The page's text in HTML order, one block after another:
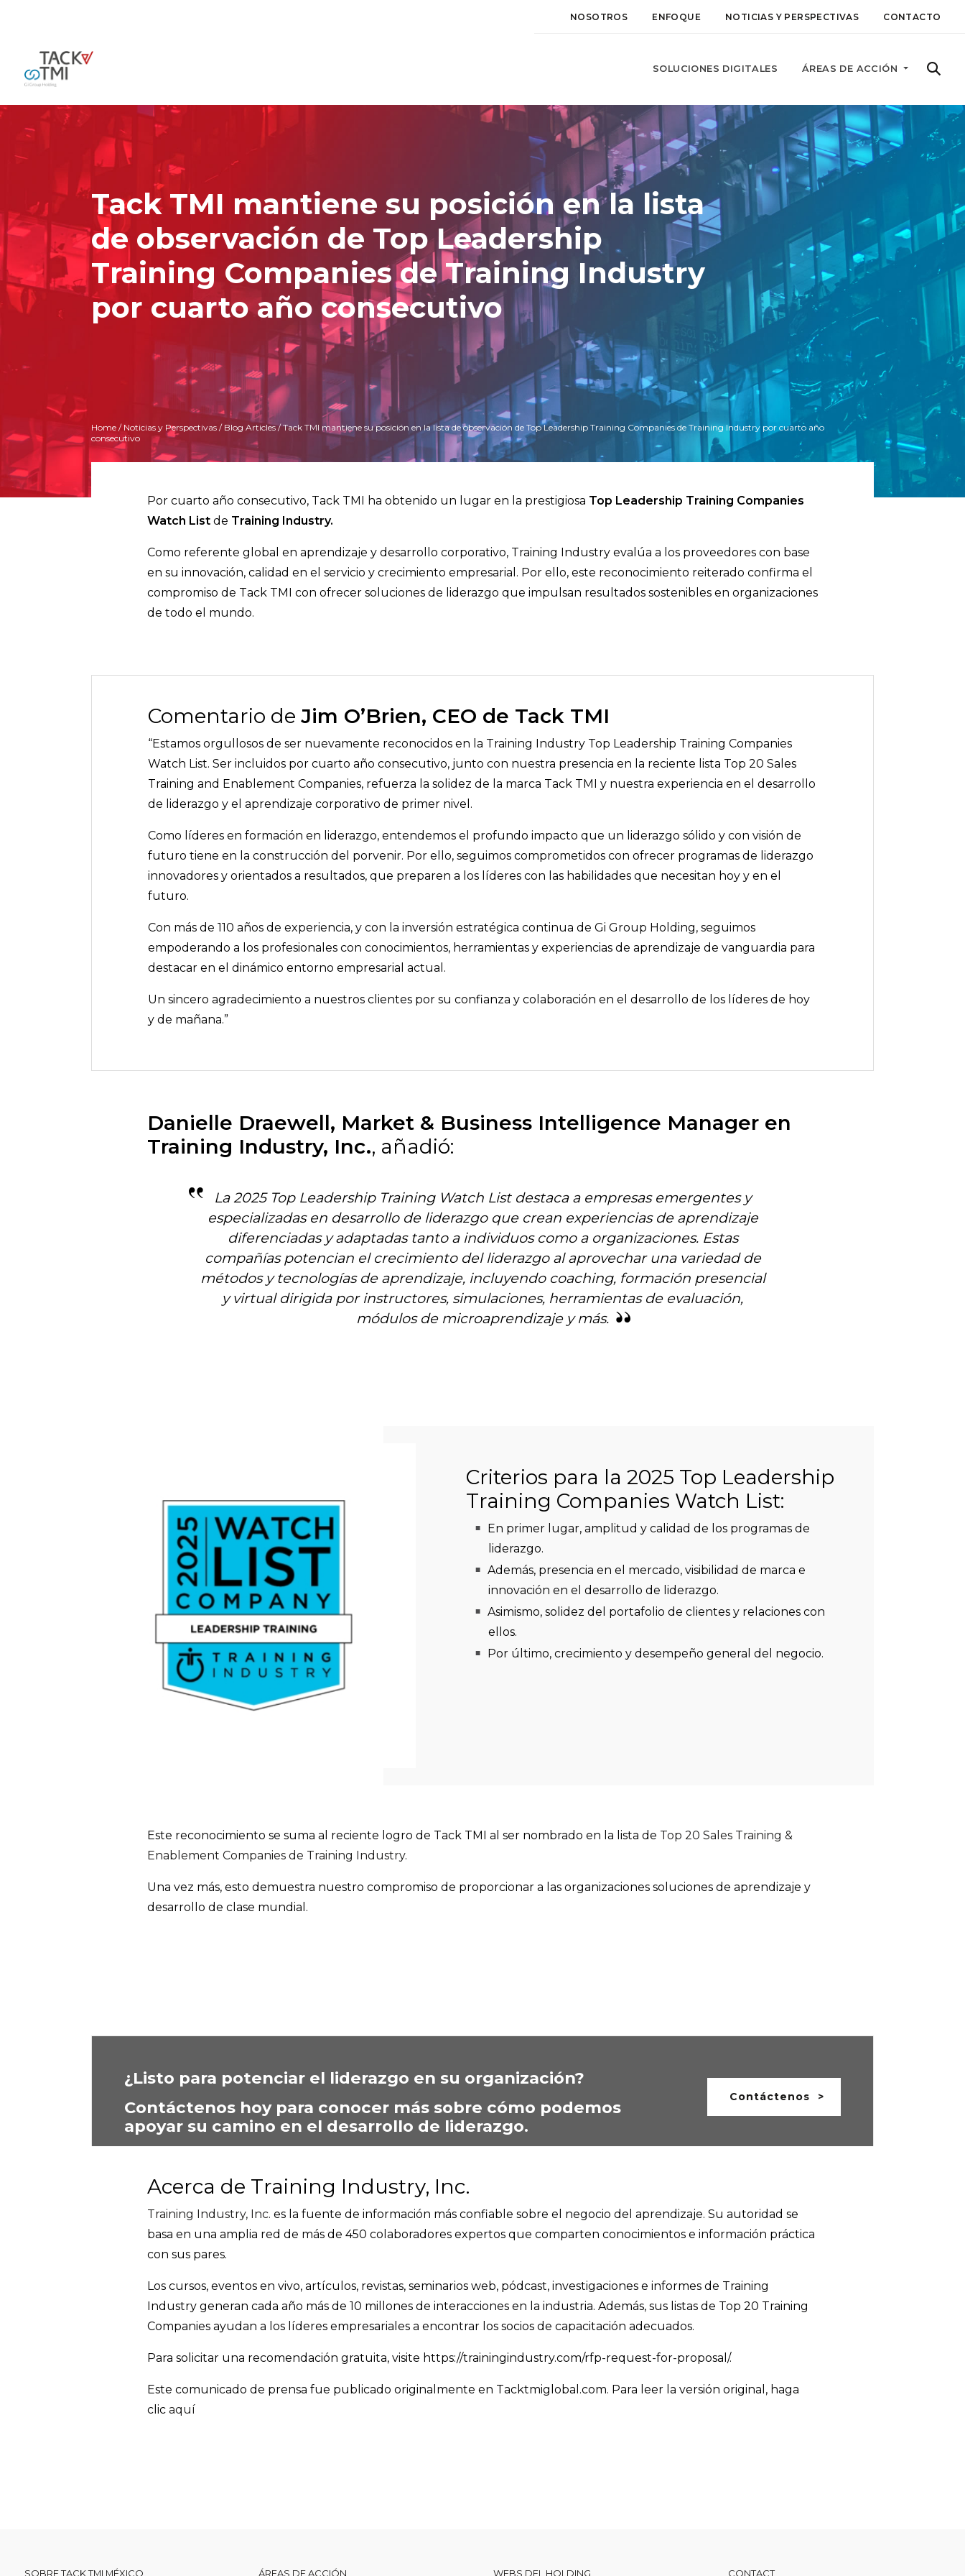
NOSOTROS ENFOQUE NOTICIAS Y PERSPECTIVAS CONTACTO
SOLUCIONES DIGITALES ÁREAS DE ACCIÓN
Tack TMI mantiene su posición en la lista
de observación de Top Leadership
Training Companies de Training Industry
por cuarto año consecutivo
Home/ Noticias y Perspectivas/ Blog Articles/ Tack TMI mantiene su posición en la lista de observación de Top Leadership Training Companies de Training Industry por cuarto año
consecutivo
Por cuarto año consecutivo, Tack TMI ha obtenido un lugar en la prestigiosa Top Leadership Training Companies
Watch Listde Training Industry.
Como referente global en aprendizaje y desarrollo corporativo, Training Industry evalúa a los proveedores con base
en su innovación, calidad en el servicio y crecimiento empresarial. Por ello, este reconocimiento reiterado confirma el
compromiso de Tack TMI con ofrecer soluciones de liderazgo que impulsan resultados sostenibles en organizaciones
de todo el mundo.
Comentario de Jim O’Brien, CEO de Tack TMI
“Estamos orgullosos de ser nuevamente reconocidos en la Training Industry Top Leadership Training Companies
Watch List. Ser incluidos por cuarto año consecutivo, junto con nuestra presencia en la reciente lista Top 20 Sales
Training and Enablement Companies, refuerza la solidez de la marca Tack TMI y nuestra experiencia en el desarrollo
de liderazgo y el aprendizaje corporativo de primer nivel.
Como líderes en formación en liderazgo, entendemos el profundo impacto que un liderazgo sólido y con visión de
futuro tiene en la construcción del porvenir. Por ello, seguimos comprometidos con ofrecer programas de liderazgo
innovadores y orientados a resultados, que preparen a los líderes con las habilidades que necesitan hoy y en el
futuro.
Con más de 110 años de experiencia, y con la inversión estratégica continua de Gi Group Holding, seguimos
empoderando a los profesionales con conocimientos, herramientas y experiencias de aprendizaje de vanguardia para
destacar en el dinámico entorno empresarial actual.
Un sincero agradecimiento a nuestros clientes por su confianza y colaboración en el desarrollo de los líderes de hoy
y de mañana.”
Danielle Draewell, Market & Business Intelligence Manager en
Training Industry, Inc., añadió:
La 2025 Top Leadership Training Watch List destaca a empresas emergentes y
especializadas en desarrollo de liderazgo que crean experiencias de aprendizaje
diferenciadas y adaptadas tanto a individuos como a organizaciones. Estas
compañías potencian el crecimiento del liderazgo al aprovechar una variedad de
métodos y tecnologías de aprendizaje, incluyendo coaching, formación presencial
y virtual dirigida por instructores, simulaciones, herramientas de evaluación,
módulos de microaprendizaje y más.
Criterios para la 2025 Top Leadership
Training Companies Watch List:
En primer lugar, amplitud y calidad de los programas de
liderazgo.
Además, presencia en el mercado, visibilidad de marca e
innovación en el desarrollo de liderazgo.
Asimismo, solidez del portafolio de clientes y relaciones con
ellos.
Por último, crecimiento y desempeño general del negocio.
Este reconocimiento se suma al reciente logro de Tack TMI al ser nombrado en la lista de Top 20 Sales Training &
Enablement Companies de Training Industry.
Una vez más, esto demuestra nuestro compromiso de proporcionar a las organizaciones soluciones de aprendizaje y
desarrollo de clase mundial.
¿Listo para potenciar el liderazgo en su organización?
Contáctenos hoy para conocer más sobre cómo podemos
apoyar su camino en el desarrollo de liderazgo.
Contáctenos
Acerca de Training Industry, Inc.
Training Industry, Inc. es la fuente de información más confiable sobre el negocio del aprendizaje. Su autoridad se
basa en una amplia red de más de 450 colaboradores expertos que comparten conocimientos e información práctica
con sus pares.
Los cursos, eventos en vivo, artículos, revistas, seminarios web, pódcast, investigaciones e informes de Training
Industry generan cada año más de 10 millones de interacciones en la industria. Además, sus listas de Top 20 Training
Companies ayudan a los líderes empresariales a encontrar los socios de capacitación adecuados.
Para solicitar una recomendación gratuita, visite https://trainingindustry.com/rfp-request-for-proposal/.
Este comunicado de prensa fue publicado originalmente en Tacktmiglobal.com. Para leer la versión original, haga
clic aquí
SOBRE TACK TMI MÉXICO ÁREAS DE ACCIÓN WEBS DEL HOLDING CONTACT